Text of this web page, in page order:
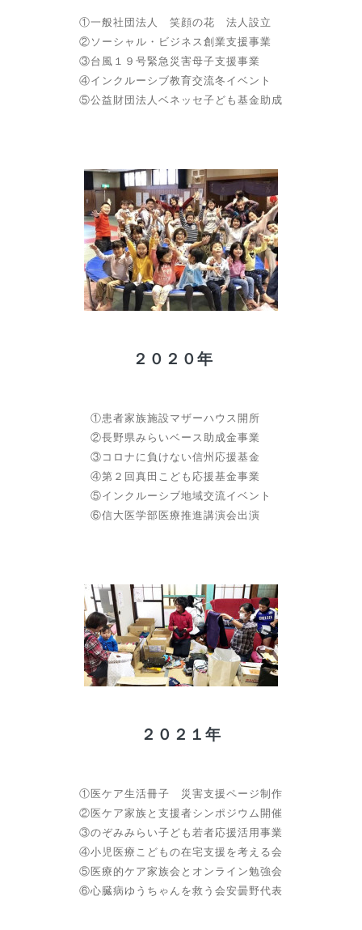
①一般社団法人 笑顔の花 法人設立
②ソーシャル・ビジネス創業支援事業
③台風１９号緊急災害母子支援事業
④インクルーシブ教育交流冬イベント
⑤公益財団法人ベネッセ子ども基金助成
２０２０年
①患者家族施設マザーハウス開所
②長野県みらいベース助成金事業
③コロナに負けない信州応援基金
④第２回真田こども応援基金事業
⑤インクルーシブ地域交流イベント
⑥信大医学部医療推進講演会出演
２０２１年
①医ケア生活冊子 災害支援ページ制作
②医ケア家族と支援者シンポジウム開催
③のぞみみらい子ども若者応援活用事業
④小児医療こどもの在宅支援を考える会
⑤医療的ケア家族会とオンライン勉強会
⑥心臓病ゆうちゃんを救う会安曇野代表